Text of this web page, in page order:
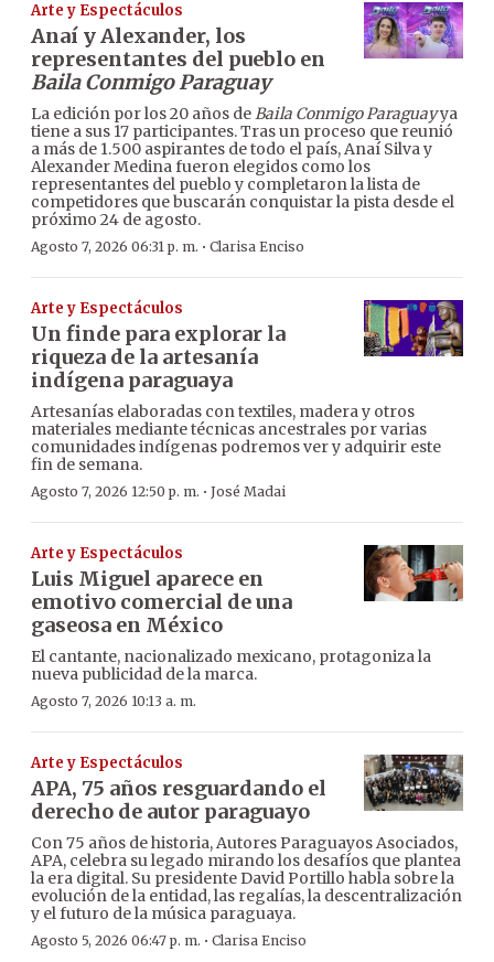
Arte y Espectáculos
Anaí y Alexander, los
representantes del pueblo en
Baila Conmigo Paraguay
La edición por los 20 años deBaila Conmigo Paraguayya
tiene a sus 17 participantes. Tras un proceso que reunió
a más de 1.500 aspirantes de todo el país, Anaí Silva y
Alexander Medina fueron elegidos como los
representantes del pueblo y completaron la lista de
competidores que buscarán conquistar la pista desde el
próximo 24 de agosto.
Agosto 7, 2026 06:31 p. m. · Clarisa Enciso
Arte y Espectáculos
Un finde para explorar la
riqueza de la artesanía
indígena paraguaya
Artesanías elaboradas con textiles, madera y otros
materiales mediante técnicas ancestrales por varias
comunidades indígenas podremos ver y adquirir este
fin de semana.
Agosto 7, 2026 12:50 p. m. · José Madai
Arte y Espectáculos
Luis Miguel aparece en
emotivo comercial de una
gaseosa en México
El cantante, nacionalizado mexicano, protagoniza la
nueva publicidad de la marca.
Agosto 7, 2026 10:13 a. m.
Arte y Espectáculos
APA, 75 años resguardando el
derecho de autor paraguayo
Con 75 años de historia, Autores Paraguayos Asociados,
APA, celebra su legado mirando los desafíos que plantea
la era digital. Su presidente David Portillo habla sobre la
evolución de la entidad, las regalías, la descentralización
y el futuro de la música paraguaya.
Agosto 5, 2026 06:47 p. m. · Clarisa Enciso